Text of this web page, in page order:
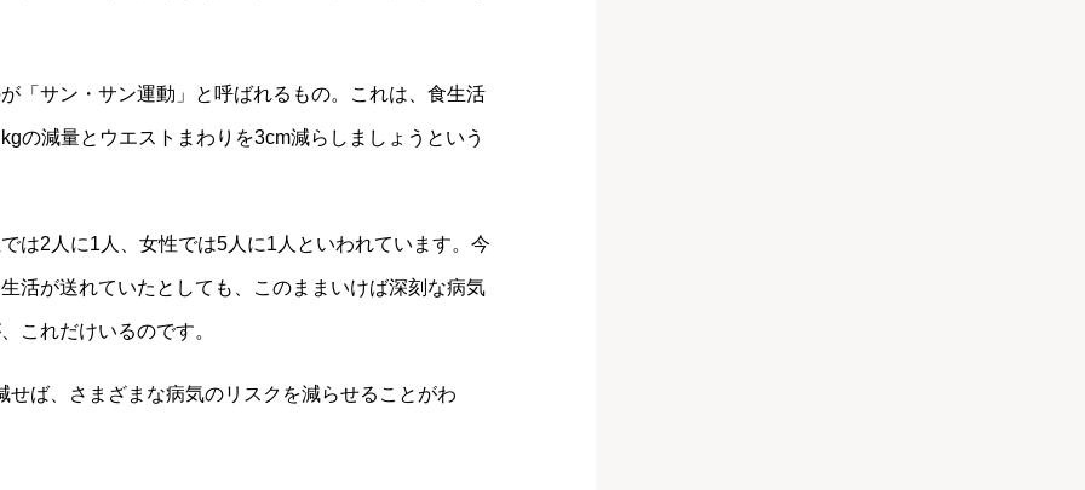
「サン・サン運動」と呼ばれるもの。これは、食生活
の減量とウエストまわりを3cm減らしましょうという
は2人に1人、女性では5人に1人といわれています。今
活が送れていたとしても、このままいけば深刻な病気
これだけいるのです。
ば、さまざまな病気のリスクを減らせることがわ